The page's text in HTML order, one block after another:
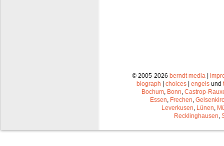
© 2005-2026 berndt media |
biograph | choices | engels und
Bochum Bonn Castrop-
Essen Frechen
Leverkusen Lünen
Recklinghausen